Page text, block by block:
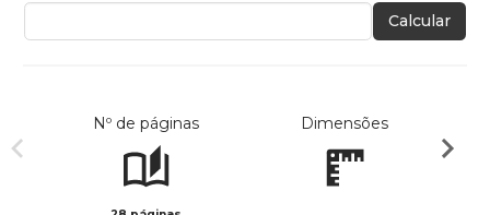
Calcular
Nº de páginas Dimensões